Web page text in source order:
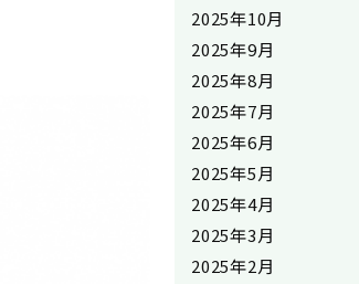
2025年10月
2025年9月
2025年8月
2025年7月
2025年6月
2025年5月
2025年4月
2025年3月
2025年2月